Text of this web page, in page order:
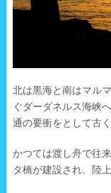
北は黒海と南はマル
ぐダーダネルス海峡
通の要衝をとして古
かつては渡し舟で往
タ橋が建設され、陸